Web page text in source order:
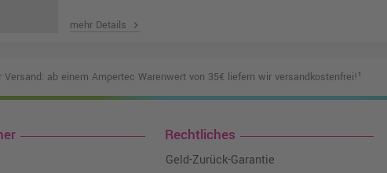
mehr Details chevron_right
Versand: ab einem Ampertec Warenwert von 35€ liefern wir versandkostenfrei!¹
Rechtliches
Geld-Zurück-Garantie